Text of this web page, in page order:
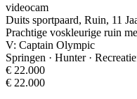
videocam
Duits sportpaard, Ruin, 11
Prachtige voskleurige ruin
V: Captain Olympic
Springen · Hunter ·
€ 22.000
€ 22.000